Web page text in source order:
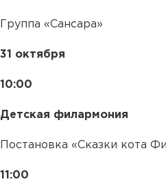
Группа «Сансара»
31 октября
10:00
Детская филармония
Постановка «Сказки кота
11:00